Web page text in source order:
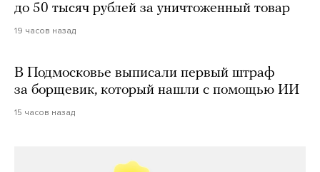
до 50 тысяч рублей за уничтоженный товар
19 часов назад
В Подмосковье выписали первый штраф
за борщевик, который нашли с помощью ИИ
15 часов назад